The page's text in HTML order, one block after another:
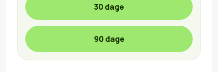
30 dage
90 dage